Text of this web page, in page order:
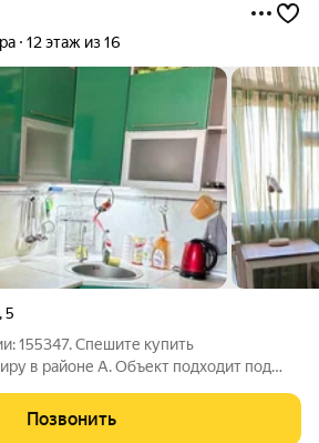
12 этаж из 16
,5
155347. Спешите купить
в районе А. Объект подходит под
метров. Объект расположен на 12
дома. К
Позвонить